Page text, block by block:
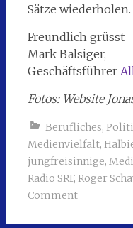
Sätze wiederholen.
Freundlich grüsst
Mark Balsiger,
Geschäftsführer
Fotos: Website
Berufliches,
Medienvielfalt,
jungfreisinnige,
Radio SRF, Roger
Comment